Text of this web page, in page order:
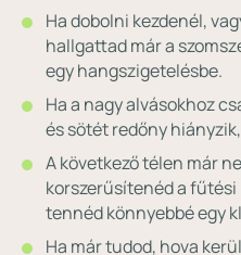
Ha dobolni kezdenél,
hallgattad már a
egy hangszigetelésbe.
Ha a nagy alvásokhoz
és sötét redőny
A következő télen már
korszerűsítenéd a
tennéd könnyebbé egy
Ha már tudod, hova